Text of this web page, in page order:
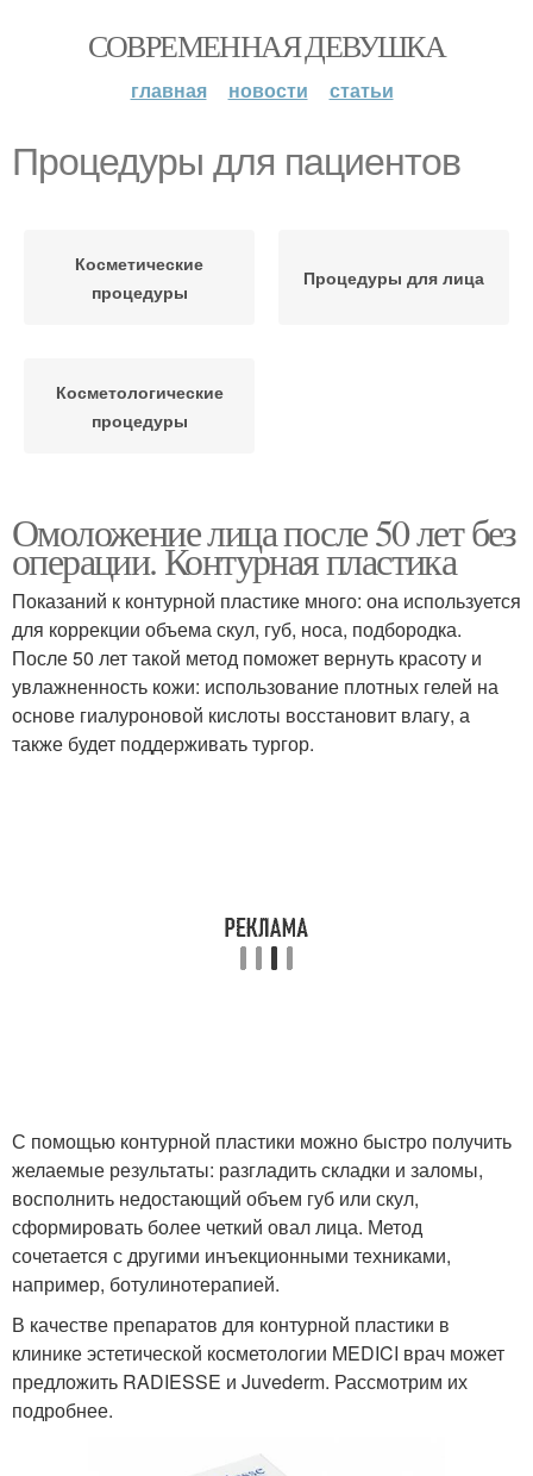
СОВРЕМЕННАЯ ДЕВУШКА
главная новости статьи
Процедуры для пациентов
Косметические
процедуры
Процедуры для лица
Косметологические
процедуры
Омоложение лица после 50 лет без
операции. Контурная пластика
Показаний к контурной пластике много: она используется
для коррекции объема скул, губ, носа, подбородка.
После 50 лет такой метод поможет вернуть красоту и
увлажненность кожи: использование плотных гелей на
основе гиалуроновой кислоты восстановит влагу, а
также будет поддерживать тургор.
С помощью контурной пластики можно быстро получить
желаемые результаты: разгладить складки и заломы,
восполнить недостающий объем губ или скул,
сформировать более четкий овал лица. Метод
сочетается с другими инъекционными техниками,
например, ботулинотерапией.
В качестве препаратов для контурной пластики в
клинике эстетической косметологии MEDICI врач может
предложить RADIESSE и Juvederm. Рассмотрим их
подробнее.